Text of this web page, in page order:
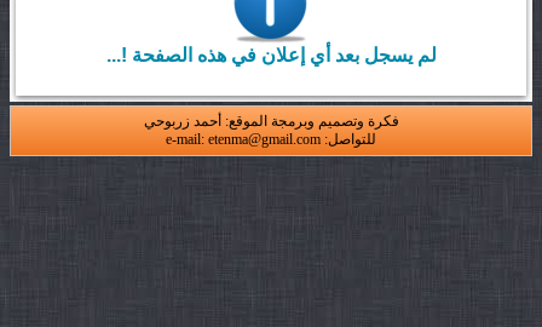
لم يسجل بعد أي إعلان في هذه الصفحة !...
فكرة وتصميم وبرمجة الموقع: أحمد زربوحي
للتواصل: e-mail: etenma@gmail.com